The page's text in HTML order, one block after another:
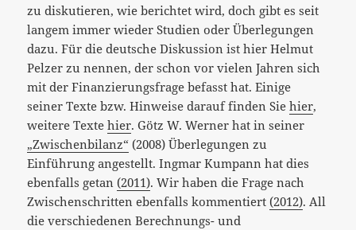
zu diskutieren, wie berichtet wird, doch gibt es seit
langem immer wieder Studien oder Überlegungen
dazu. Für die deutsche Diskussion ist hier Helmut
Pelzer zu nennen, der schon vor vielen Jahren sich
mit der Finanzierungsfrage befasst hat. Einige
seiner Texte bzw. Hinweise darauf finden Siehier,
weitere Textehier. Götz W. Werner hat in seiner
„Zwischenbilanz“ (2008) Überlegungen zu
Einführung angestellt. Ingmar Kumpann hat dies
ebenfalls getan(2011). Wir haben die Frage nach
Zwischenschritten ebenfalls kommentiert(2012). All
die verschiedenen Berechnungs- und